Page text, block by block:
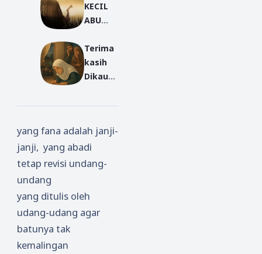
i Cipta
Puisi |
madha
n 2019
KECIL
ABU
Terima
kasih
Dikau
Cerpen
Karrom
ah -
Part
yang fana adalah janji-
janji, yang abadi
tetap revisi undang-
undang
yang ditulis oleh
udang-udang agar
batunya tak
kemalingan